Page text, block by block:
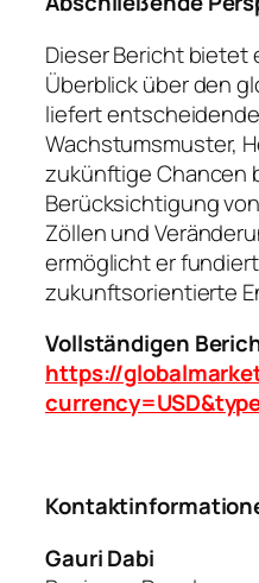
Dieser Bericht
Überblick über den
liefert
Wachstumsmuster,
zukünftige Chancen
Berücksichtigung
Zöllen und
ermöglicht er
zukunftsorientierte
Vollständigen
https://
Gauri Dabi